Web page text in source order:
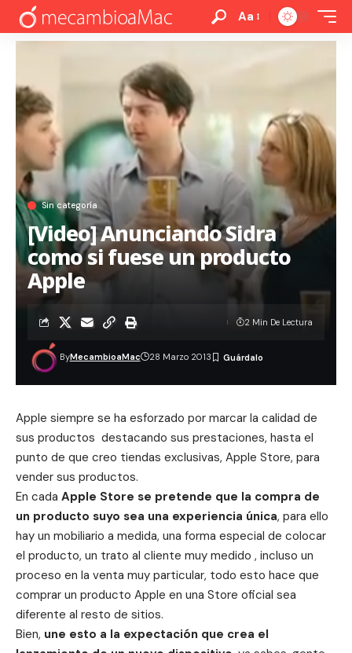
Aa
Sin categoría
[Video] Anunciando Sidra
como si fuese un producto
Apple
ByMecambioaMac 28 Marzo 2013
2 Min De Lectura
Apple siempre se ha esforzado por marcar la calidad de
sus productos destacando sus prestaciones, hasta el
punto de que creo tiendas exclusivas, Apple Store, para
vender sus productos.
En cada Apple Store se pretende que la compra de
un producto suyo sea una experiencia única, para ello
hay un mobiliario a medida, una forma especial de colocar
el producto, un trato al cliente muy medido , incluso un
proceso en la venta muy particular, todo esto hace que
comprar un producto Apple en una Store oficial sea
diferente al resto de sitios.
Bien, une esto a la expectación que crea el